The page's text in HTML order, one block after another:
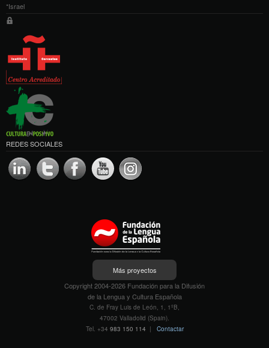
*Israel
REDES SOCIALES
Más proyectos
Copyright 2004-2026 Fundación para la Difusión
de la Lengua y Cultura Española
C. de Fray Luis de León, 1, 1ºB,
47002 Valladolid (Spain).
Tel. +34 983 150 114 | Contactar